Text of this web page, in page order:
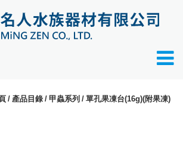
產品目錄 甲蟲系列 單孔果凍台(16g)(附果凍)